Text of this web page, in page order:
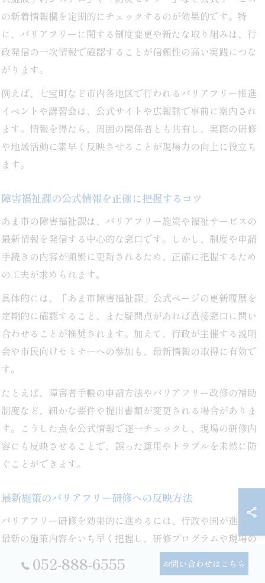
の新着情報欄を定期的にチェックするのが効果的です。特
に、バリアフリーに関する制度変更や新たな取り組みは、行
政発信の一次情報で確認することが信頼性の高い実践につな
がります。
例えば、七宝町など市内各地区で行われるバリアフリー推進
イベントや講習会は、公式サイトや広報誌で事前に案内され
ます。情報を得たら、周囲の関係者とも共有し、実際の研修
や地域活動に素早く反映させることが現場力の向上に役立ち
ます。
障害福祉課の公式情報を正確に把握するコツ
あま市の障害福祉課は、バリアフリー施策や福祉サービスの
最新情報を発信する中心的な窓口です。しかし、制度や申請
手続きの内容が頻繁に更新されるため、正確に把握するため
の工夫が求められます。
具体的には、「あま市障害福祉課」公式ページの更新履歴を
定期的に確認すること、また疑問点があれば直接窓口に問い
合わせることが推奨されます。加えて、行政が主催する説明
会や市民向けセミナーへの参加も、最新情報の取得に有効で
す。
たとえば、障害者手帳の申請方法やバリアフリー改修の補助
制度など、細かな要件や提出書類が変更される場合がありま
す。こうした点を公式情報で逐一チェックし、現場の研修内
容にも反映させることで、誤った運用やトラブルを未然に防
ぐことができます。
最新施策のバリアフリー研修への反映方法
バリアフリー研修を効果的に進めるには、行政や国が進める
最新の施策内容をいち早く把握し、研修プログラムや現場の
実践に的確に取り入れることが重要です。特に愛知県やあま
市の新たな取り組みや補助金制度、法改正の動向は、現場に
052-888-6555 お問い合わせはこちら